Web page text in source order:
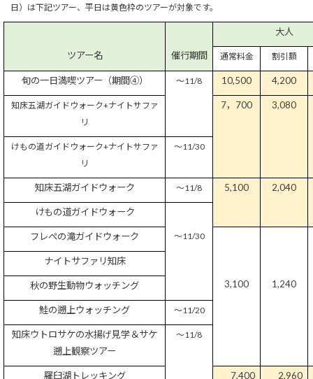
日）は下記ツアー、平日は黄色枠のツアーが対象です。
ツアー名 催行期間
大人
通常料金 割引額
旬の一日満喫ツアー（期間④） ～11/8 10,500 4,200
知床五湖ガイドウォーク+ナイトサファ
リ
7， 700 3,080
けもの道ガイドウォーク+ナイトサファ
リ
～11/30
知床五湖ガイドウォーク ～11/8 5,100 2,040
けもの道ガイドウォーク
～11/30
フレペの滝ガイドウォーク
3,100 1,240
ナイトサファリ知床
秋の野生動物ウォッチング
鮭の遡上ウォッチング ～11/20
知床ウトロサケの水揚げ見学＆サケ
遡上観察ツアー
～11/8
羅臼湖トレッキング 7,400 2,960